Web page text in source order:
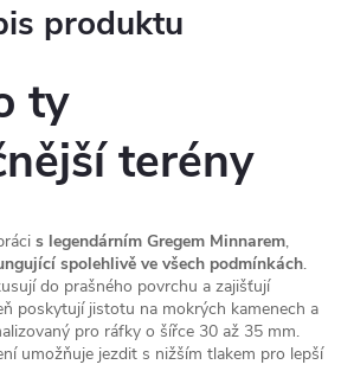
produktu
ty
terény
s legendárním Gregem Minnarem,
spolehlivě ve všech podmínkách.
do prašného povrchu a zajišťují
poskytují jistotu na mokrých kamenech a
pro ráfky o šířce 30 až 35 mm.
umožňuje jezdit s nižším tlakem pro lepší